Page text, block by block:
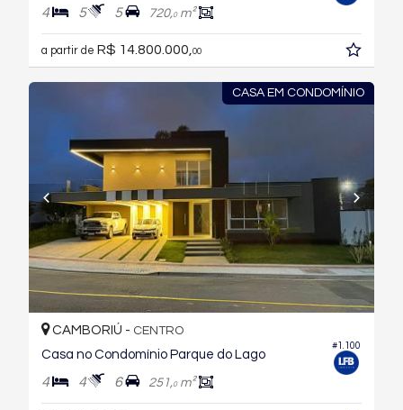
4 5 5 720,0m²
a partir de R$ 14.800.000, 00
CASA EM CONDOMÍNIO
#1.100
CAMBORIÚ - CENTRO
Casa no Condomínio Parque do Lago
4 4 6 251,0m²